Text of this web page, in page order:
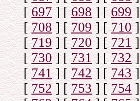
[697] [698] [699]
[708] [709] [710]
[719] [720] [721]
[730] [731] [732]
[741] [742] [743]
[752] [753] [754]